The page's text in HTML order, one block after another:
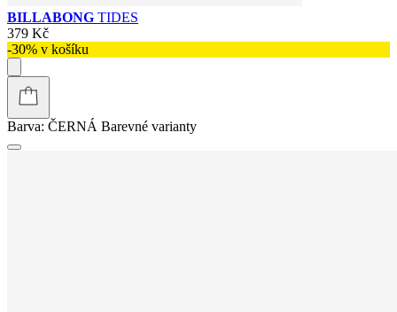
BILLABONG TIDES
379 Kč
-30% v košíku
Barva: ČERNÁ Barevné varianty